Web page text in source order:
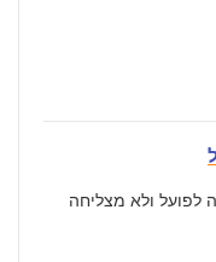
לפועל ולא מצליחה